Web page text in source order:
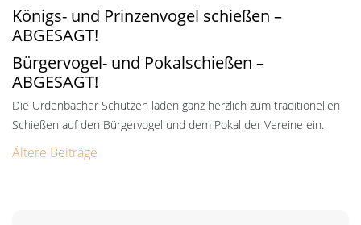
Königs- und Prinzenvogel schießen –
ABGESAGT!
Bürgervogel- und Pokalschießen –
ABGESAGT!
Die Urdenbacher Schützen laden ganz herzlich zum traditionellen
Schießen auf den Bürgervogel und dem Pokal der Vereine ein.
Beitragsnavigation
Ältere Beiträge